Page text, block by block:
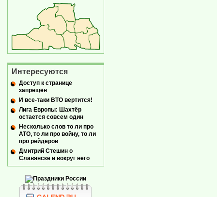
Интересуются
Доступ к странице
запрещён
И все-таки ВТО вертится!
Лига Европы: Шахтёр
остается совсем один
Несколько слов то ли про
АТО, то ли про войну, то ли
про рейдеров
Дмитрий Стешин о
Славянске и вокруг него